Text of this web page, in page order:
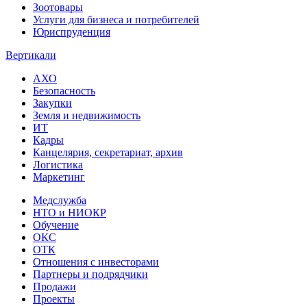
Зоотовары
Услуги для бизнеса и потребителей
Юриспруденция
Вертикали
АХО
Безопасность
Закупки
Земля и недвижимость
ИТ
Кадры
Канцелярия, секретариат, архив
Логистика
Маркетинг
Медслужба
НТО и НИОКР
Обучение
ОКС
ОТК
Отношения с инвесторами
Партнеры и подрядчики
Продажи
Проекты